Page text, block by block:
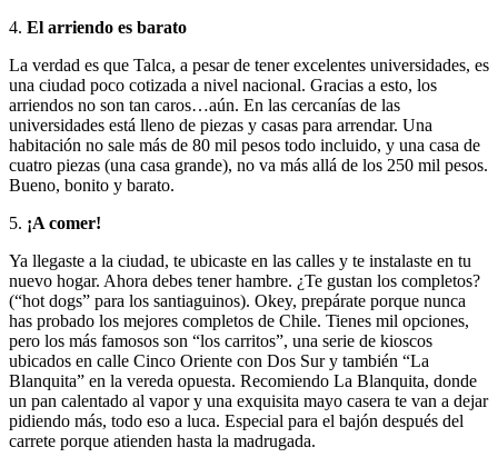
4. El arriendo es barato
La verdad es que Talca, a pesar de tener excelentes universidades, es
una ciudad poco cotizada a nivel nacional. Gracias a esto, los
arriendos no son tan caros…aún. En las cercanías de las
universidades está lleno de piezas y casas para arrendar. Una
habitación no sale más de 80 mil pesos todo incluido, y una casa de
cuatro piezas (una casa grande), no va más allá de los 250 mil pesos.
Bueno, bonito y barato.
5. ¡A comer!
Ya llegaste a la ciudad, te ubicaste en las calles y te instalaste en tu
nuevo hogar. Ahora debes tener hambre. ¿Te gustan los completos?
(“hot dogs” para los santiaguinos). Okey, prepárate porque nunca
has probado los mejores completos de Chile. Tienes mil opciones,
pero los más famosos son “los carritos”, una serie de kioscos
ubicados en calle Cinco Oriente con Dos Sur y también “La
Blanquita” en la vereda opuesta. Recomiendo La Blanquita, donde
un pan calentado al vapor y una exquisita mayo casera te van a dejar
pidiendo más, todo eso a luca. Especial para el bajón después del
carrete porque atienden hasta la madrugada.